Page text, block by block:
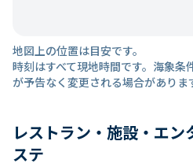
地図上の位置は目安です。
時刻はすべて現地時間です。海象条
が予告なく変更される場合がありま
レストラン・施設・エ
ステ